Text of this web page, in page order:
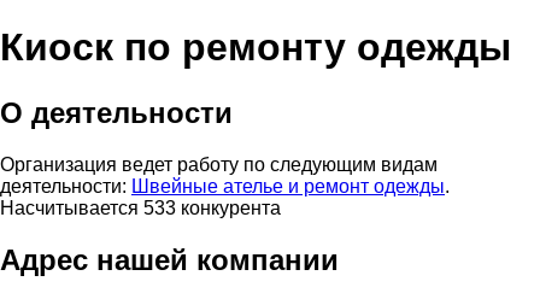
Киоск по ремонту одежды
О деятельности
Организация ведет работу по следующим видам
деятельности: Швейные ателье и ремонт одежды.
Насчитывается 533 конкурента
Адрес нашей компании